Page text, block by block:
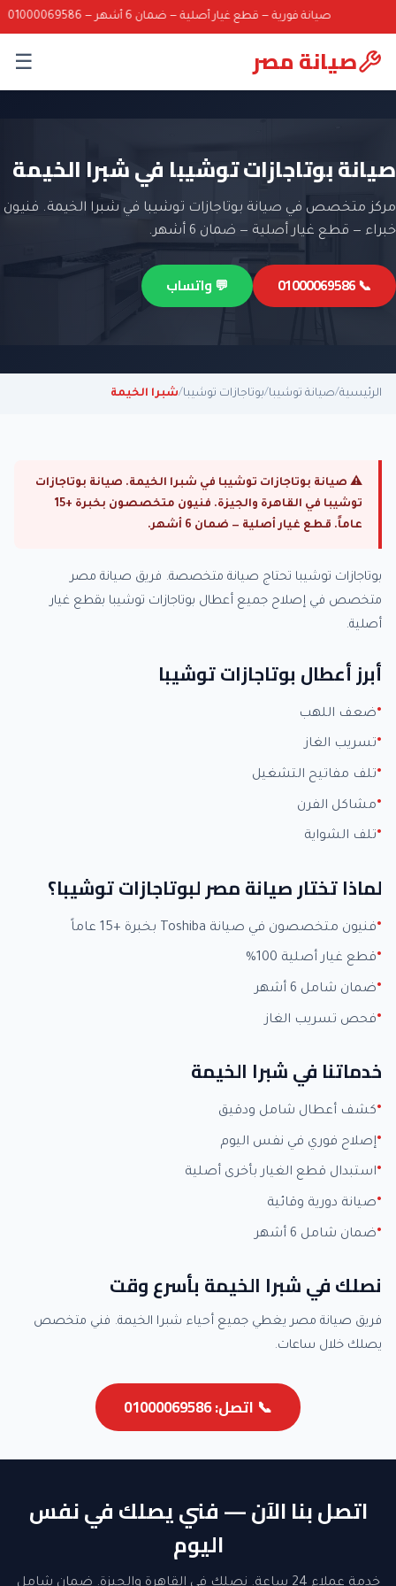
صيانة فورية — قطع غيار أصلية — ضمان 6 أشهر — 01000069586
صيانة مصر ☰
صيانة بوتاجازات توشيبا في شبرا الخيمة
مركز متخصص في صيانة بوتاجازات توشيبا في شبرا الخيمة. فنيون
خبراء — قطع غيار أصلية — ضمان 6 أشهر.
📞 01000069586 💬 واتساب
الرئيسية/صيانة توشيبا/بوتاجازات توشيبا/شبرا الخيمة
⚠ صيانة بوتاجازات توشيبا في شبرا الخيمة. صيانة بوتاجازات
توشيبا في القاهرة والجيزة. فنيون متخصصون بخبرة +15
عاماً. قطع غيار أصلية — ضمان 6 أشهر.
بوتاجازات توشيبا تحتاج صيانة متخصصة. فريق صيانة مصر
متخصص في إصلاح جميع أعطال بوتاجازات توشيبا بقطع غيار
أصلية.
أبرز أعطال بوتاجازات توشيبا
ضعف اللهب
تسريب الغاز
تلف مفاتيح التشغيل
مشاكل الفرن
تلف الشواية
لماذا تختار صيانة مصر لبوتاجازات توشيبا؟
فنيون متخصصون في صيانة Toshiba بخبرة +15 عاماً
قطع غيار أصلية 100%
ضمان شامل 6 أشهر
فحص تسريب الغاز
خدماتنا في شبرا الخيمة
كشف أعطال شامل ودقيق
إصلاح فوري في نفس اليوم
استبدال قطع الغيار بأخرى أصلية
صيانة دورية وقائية
ضمان شامل 6 أشهر
نصلك في شبرا الخيمة بأسرع وقت
فريق صيانة مصر يغطي جميع أحياء شبرا الخيمة. فني متخصص
يصلك خلال ساعات.
📞 اتصل: 01000069586
اتصل بنا الآن — فني يصلك في نفس
اليوم